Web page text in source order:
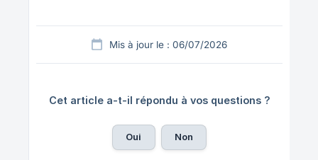
Mis à jour le : 06/07/2026
Cet article a-t-il répondu à vos questions ?
Oui Non